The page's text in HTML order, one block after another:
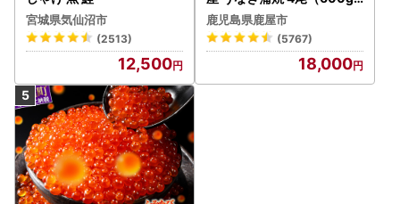
宮城県気仙沼市
(2513)
12,500
） KN007-004-04-cp18
うなぎ 鰻 魚 惣菜 総菜
鹿児島県鹿屋市
(5767)
18,000